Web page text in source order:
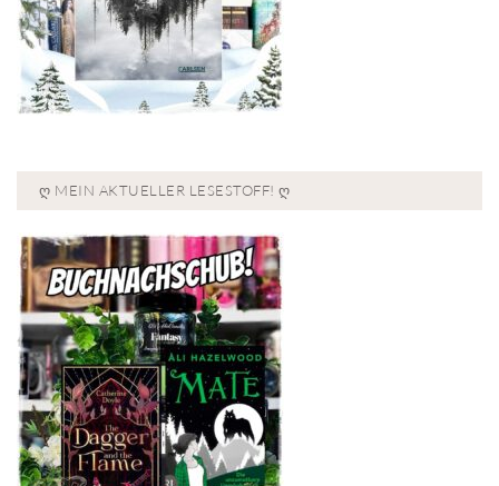
Ღ MEIN AKTUELLER LESESTOFF! Ღ